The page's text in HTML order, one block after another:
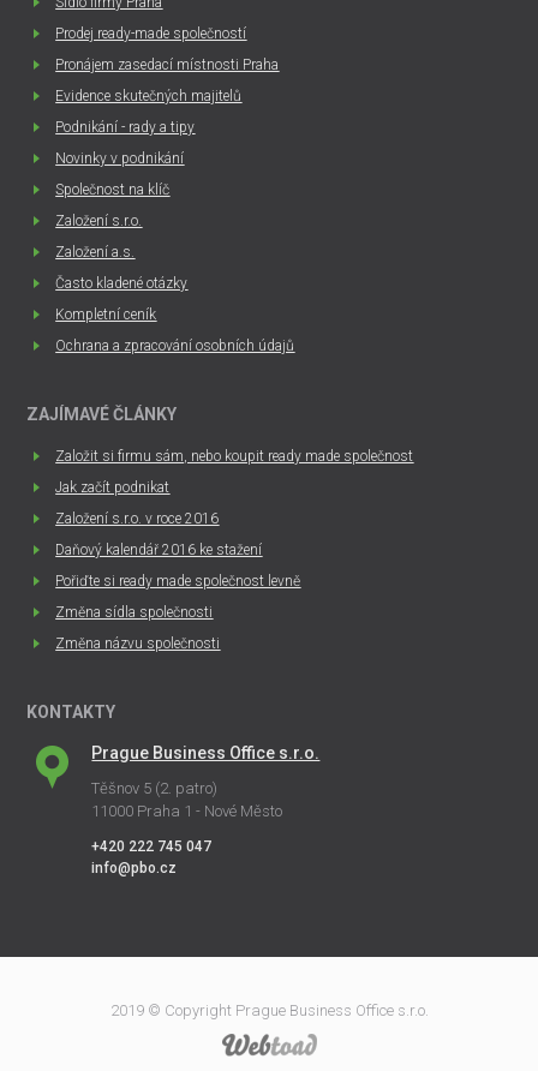
Prodej ready-made společností
Pronájem zasedací místnosti Praha
Evidence skutečných majitelů
Podnikání - rady a tipy
Novinky v podnikání
Společnost na klíč
Založení s.r.o.
Založení a.s.
Často kladené otázky
Kompletní ceník
Ochrana a zpracování osobních údajů
ZAJÍMAVÉ ČLÁNKY
Založit si firmu sám, nebo koupit ready made společnost
Jak začít podnikat
Založení s.r.o. v roce 2016
Daňový kalendář 2016 ke stažení
Pořiďte si ready made společnost levně
Změna sídla společnosti
Změna názvu společnosti
KONTAKTY
Prague Business Office s.r.o.
Těšnov 5 (2. patro)
11000 Praha 1 - Nové Město
+420 222 745 047
info@pbo.cz
2019 © Copyright Prague Business Office s.r.o.